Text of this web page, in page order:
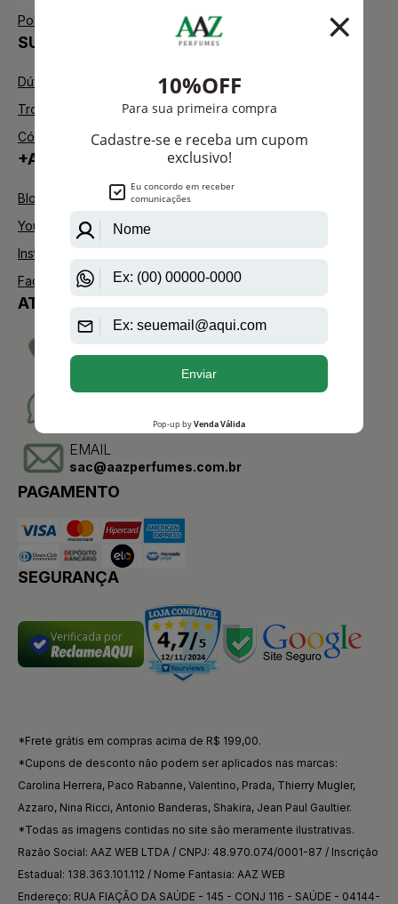
Política de Troca
SUPORTE
Dúvidas Frequentes
Trocas e Devoluções
Código de defesa do consumidor
+AAZ PERFUMES
Blog
Youtube
Instagram
Facebook
ATENDIMENTO
(11)2275-0076
WHATSAPP
EMAIL
sac@aazperfumes.com.br
PAGAMENTO
SEGURANÇA
Verificada por
*Frete grátis em compras acima de R$ 199,00.
*Cupons de desconto não podem ser aplicados nas marcas:
Carolina Herrera, Paco Rabanne, Valentino, Prada, Thierry Mugler,
Azzaro, Nina Ricci, Antonio Banderas, Shakira, Jean Paul Gaultier.
*Todas as imagens contidas no site são meramente ilustrativas.
Razão Social: AAZ WEB LTDA / CNPJ: 48.970.074/0001-87 / Inscrição
Estadual: 138.363.101.112 / Nome Fantasia: AAZ WEB
Endereço: RUA FIAÇÃO DA SAÚDE - 145 - CONJ 116 - SAÚDE - 04144-